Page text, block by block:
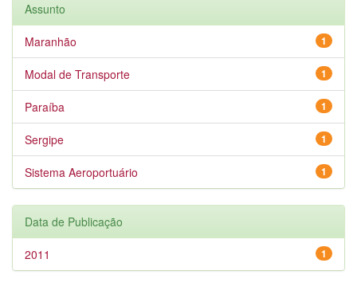
Assunto
1
Maranhão
1
Modal de Transporte
1
Paraíba
1
Sergipe
1
Sistema Aeroportuário
Data de Publicação
1
2011